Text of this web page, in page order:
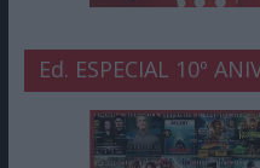
Ed. ESPECIAL 10º